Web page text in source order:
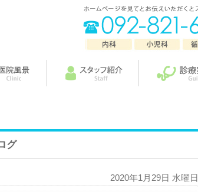
グ
2020年1月29日 水曜日